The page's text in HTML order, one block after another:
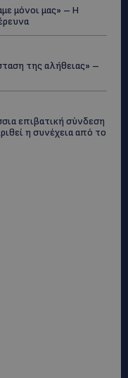
μόνοι μας» – Η
της αλήθειας» –
επιβατική σύνδεση
η συνέχεια από το